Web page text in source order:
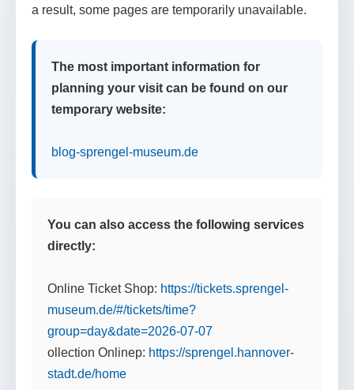
a result, some pages are temporarily unavailable.
The most important information for
planning your visit can be found on our
temporary website:
blog-sprengel-museum.de
You can also access the following services
directly:
Online Ticket Shop: https://tickets.sprengel-
museum.de/#/tickets/time?
group=day&date=2026-07-07
ollection Onlinep: https://sprengel.hannover-
stadt.de/home